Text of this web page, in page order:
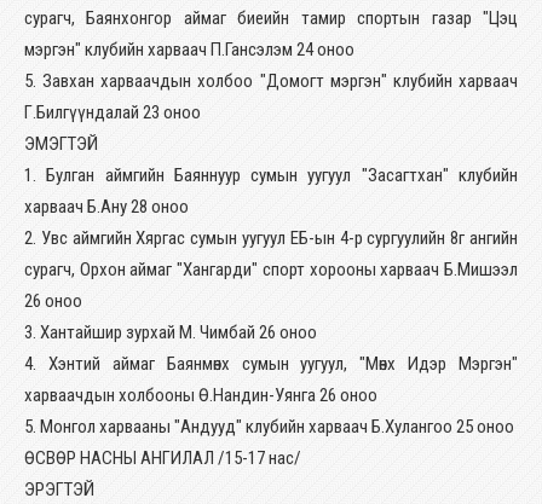
сурагч, Баянхонгор аймаг биеийн тамир спортын газар "Цэц
мэргэн" клубийн харваач П.Гансэлэм 24 оноо
5. Завхан харваачдын холбоо "Домогт мэргэн" клубийн харваач
Г.Билгүүндалай 23 оноо
ЭМЭГТЭЙ
1. Булган аймгийн Баяннуур сумын уугуул "Засагтхан" клубийн
харваач Б.Ану 28 оноо
2. Увс аймгийн Хяргас сумын уугуул ЕБ-ын 4-р сургуулийн 8г ангийн
сурагч, Орхон аймаг "Хангарди" спорт хорооны харваач Б.Мишээл
26 оноо
3. Хантайшир зурхай М. Чимбай 26 оноо
4. Хэнтий аймаг Баянмөнх сумын уугуул, "Мөнх Идэр Мэргэн"
харваачдын холбооны Ө.Нандин-Уянга 26 оноо
5. Монгол харвааны "Андууд" клубийн харваач Б.Хулангоо 25 оноо
ӨСВӨР НАСНЫ АНГИЛАЛ /15-17 нас/
ЭРЭГТЭЙ